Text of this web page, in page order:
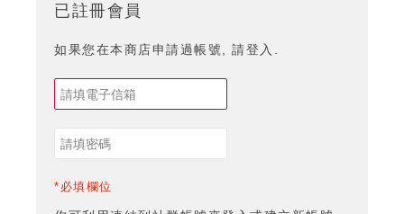
已註冊會員
如果您在本商店申請過帳號, 請登入.
*必填欄位